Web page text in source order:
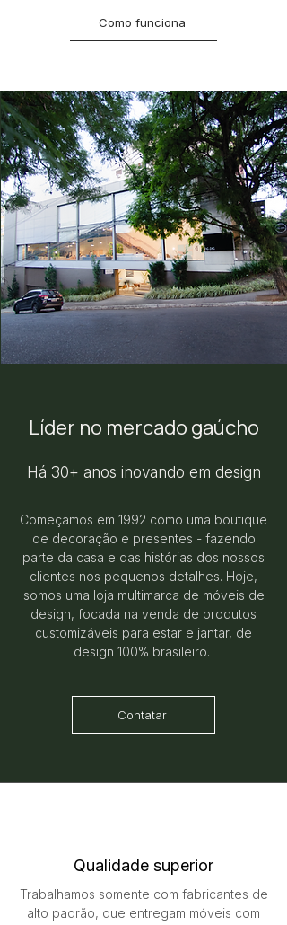
Como funciona
Líder no mercado gaúcho
Há 30+ anos inovando em design
Começamos em 1992 como uma boutique
de decoração e presentes - fazendo
parte da casa e das histórias dos nossos
clientes nos pequenos detalhes. Hoje,
somos uma loja multimarca de móveis de
design, focada na venda de produtos
customizáveis para estar e jantar, de
design 100% brasileiro.
Contatar
Qualidade superior
Trabalhamos somente com fabricantes de
alto padrão, que entregam móveis com